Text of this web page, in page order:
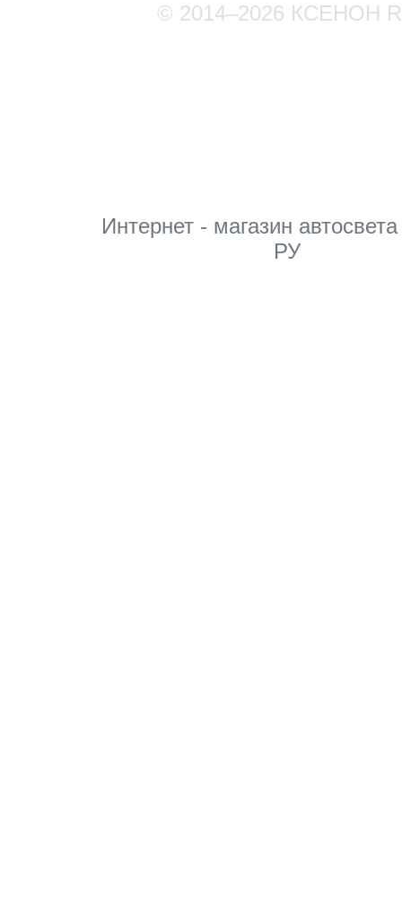
© 2014–2026 КСЕНОН
Интернет - магазин
РУ